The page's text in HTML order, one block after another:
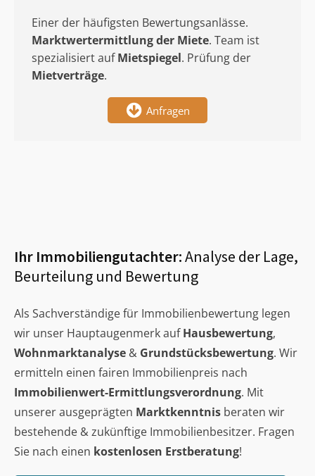
Einer der häufigsten Bewertungsanlässe.
Marktwertermittlungder Miete. Team ist
spezialisiert aufMietspiegel. Prüfung der
Mietverträge.
Anfragen
Ihr Immobiliengutachter:Analyse der Lage,
Beurteilung und Bewertung
Als Sachverständige für Immobilienbewertung legen
wir unser Hauptaugenmerk aufHausbewertung,
Wohnmarktanalyse & Grundstücksbewertung. Wir
ermitteln einen fairen Immobilienpreis nach
Immobilienwert-Ermittlungsverordnung. Mit
unserer ausgeprägten Marktkenntnis beraten wir
bestehende & zukünftige Immobilienbesitzer. Fragen
Sie nach einen kostenlosen Erstberatung!